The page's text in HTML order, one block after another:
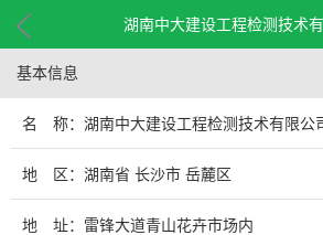
湖南中大建设工程检测技术
基本信息
名 称：湖南中大建设工程检测技术有限公
地 区：湖南省 长沙市 岳麓区
地 址：雷锋大道青山花卉市场内